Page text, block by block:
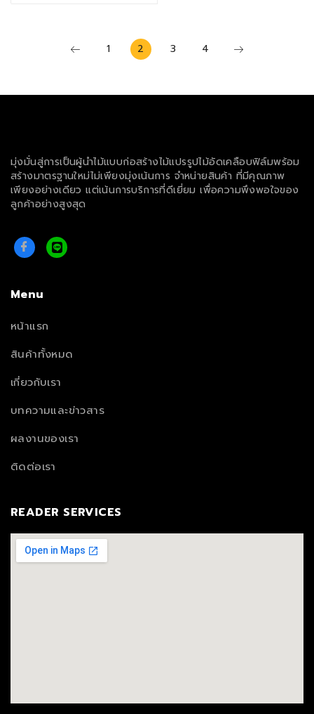
1 2 3 4
มุ่งมั่นสู่การเป็นผู้นำไม้แบบก่อสร้างไม้แปรรูปไม้อัดเคลือบฟิล์มพร้อม
สร้างมาตรฐานใหม่ไม่เพียงมุ่งเน้นการ จำหน่ายสินค้า ที่มีคุณภาพ
เพียงอย่างเดียว แต่เน้นการบริการที่ดีเยี่ยม เพื่อความพึงพอใจของ
ลูกค้าอย่างสูงสุด
Menu
หน้าแรก
สินค้าทั้งหมด
เกี่ยวกับเรา
บทความและข่าวสาร
ผลงานของเรา
ติดต่อเรา
READER SERVICES